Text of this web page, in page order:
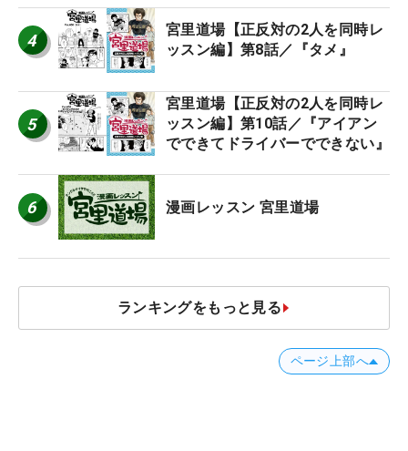
4
宮里道場【正反対の2人を同時レ
ッスン編】第8話／『タメ』
5
宮里道場【正反対の2人を同時レ
ッスン編】第10話／『アイアン
でできてドライバーでできない』
6 漫画レッスン 宮里道場
ランキングをもっと見る
ページ上部へ